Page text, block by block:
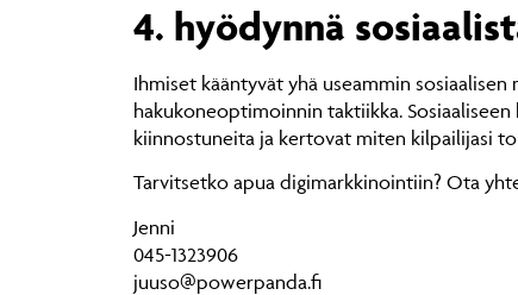
4. hyödynnä
Ihmiset kääntyvät yhä useammin
hakukoneoptimoinnin taktiikka.
kiinnostuneita ja kertovat miten kilpailijasi
Tarvitsetko apua digimarkkinointiin? Ota
Jenni
045-1323906
juuso@powerpanda.fi